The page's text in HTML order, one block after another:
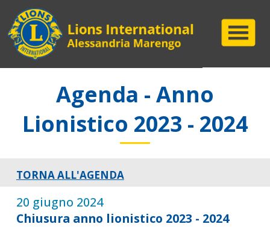
Agenda - Anno
Lionistico 2023 - 2024
TORNA ALL'AGENDA
20 giugno 2024
Chiusura anno lionistico 2023 - 2024